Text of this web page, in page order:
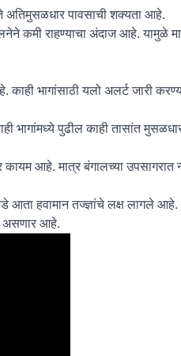
अतिमुसळधार पावसाची शक्यता आहे.
कमी राहण्याचा अंदाज आहे. यामुळे
काही भागांसाठी यलो अलर्ट जारी
भागांमध्ये पुढील काही तासांत
कायम आहे. मात्र बंगालच्या उपसागरात
आता हवामान तज्ज्ञांचे लक्ष लागले आहे.
असणार आहे.